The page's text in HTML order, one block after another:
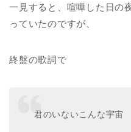
一見すると、喧嘩した日の
っていたのですが、
終盤の歌詞で
君のいないこんな宇宙